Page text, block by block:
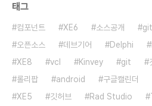
태그
컴포넌트 XE6 소스공개
오픈소스
데브기어 Delphi
XE8
vcl Kinvey git
롤리팝
android 구글캘린더
XE5
깃허브 Rad Studio